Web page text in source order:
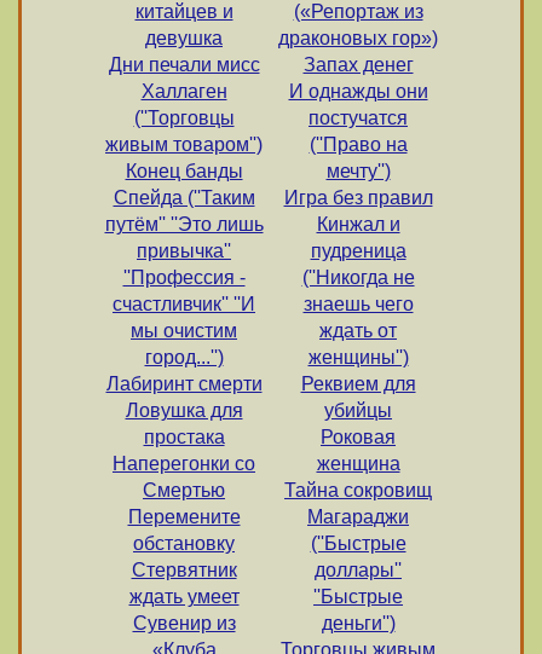
китайцев и
девушка
Дни печали мисс
Халлаген
(''Торговцы
живым товаром'')
Конец банды
Спейда (''Таким
путём'' ''Это лишь
привычка''
''Профессия -
счастливчик'' ''И
мы очистим
город...'')
Лабиринт смерти
Ловушка для
простака
Наперегонки со
Смертью
Перемените
обстановку
Стервятник
ждать умеет
Сувенир из
«Клуба
(«Репортаж из
драконовых гор»)
Запах денег
И однажды они
постучатся
(''Право на
мечту'')
Игра без правил
Кинжал и
пудреница
(''Никогда не
знаешь чего
ждать от
женщины'')
Реквием для
убийцы
Роковая
женщина
Тайна сокровищ
Магараджи
(''Быстрые
доллары''
''Быстрые
деньги'')
Торговцы живым